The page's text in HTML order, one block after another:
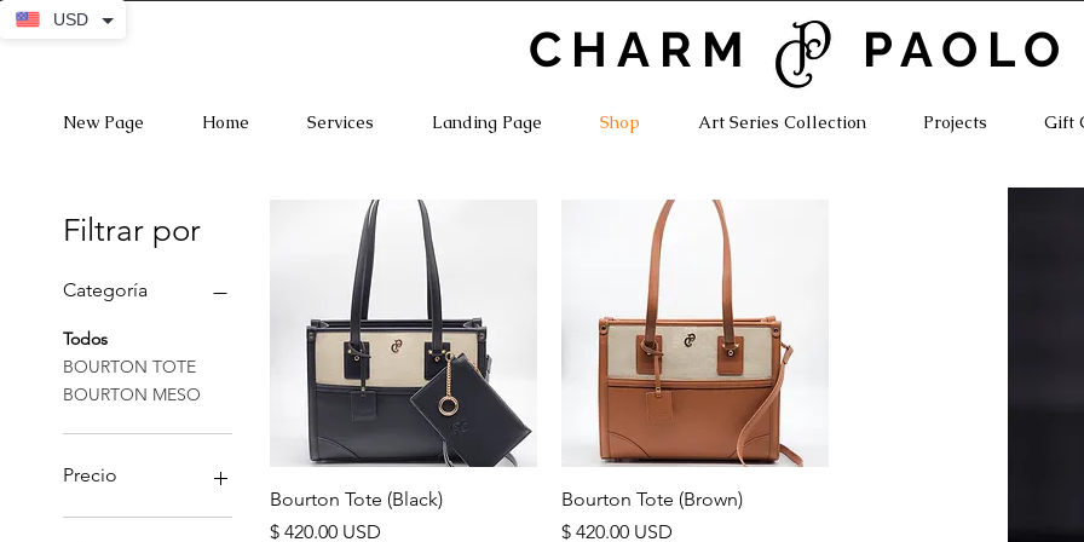
CHARM PAOLO
New Page Home Services Landing Page Shop Art Series Collection Projects Gift
Filtrar por
Categoría
Todos
BOURTON TOTE
BOURTON MESO
Precio
Vista rápida
Bourton Tote (Black)
Precio
$ 420.00 USD
Vista rápida
Bourton Tote (Brown)
Precio
$ 420.00 USD
USD